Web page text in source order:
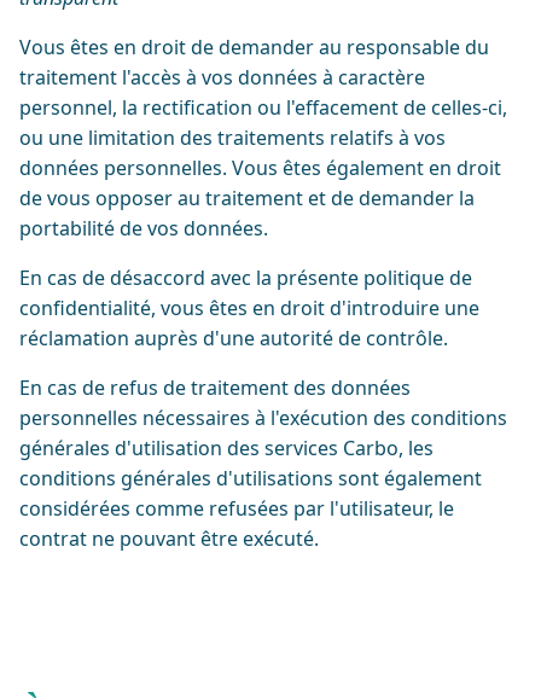
Vous êtes en droit de demander au responsable du
traitement l'accès à vos données à caractère
personnel, la rectification ou l'effacement de celles-ci,
ou une limitation des traitements relatifs à vos
données personnelles. Vous êtes également en droit
de vous opposer au traitement et de demander la
portabilité de vos données.
En cas de désaccord avec la présente politique de
confidentialité, vous êtes en droit d'introduire une
réclamation auprès d'une autorité de contrôle.
En cas de refus de traitement des données
personnelles nécessaires à l'exécution des conditions
générales d'utilisation des services Carbo, les
conditions générales d'utilisations sont également
considérées comme refusées par l'utilisateur, le
contrat ne pouvant être exécuté.